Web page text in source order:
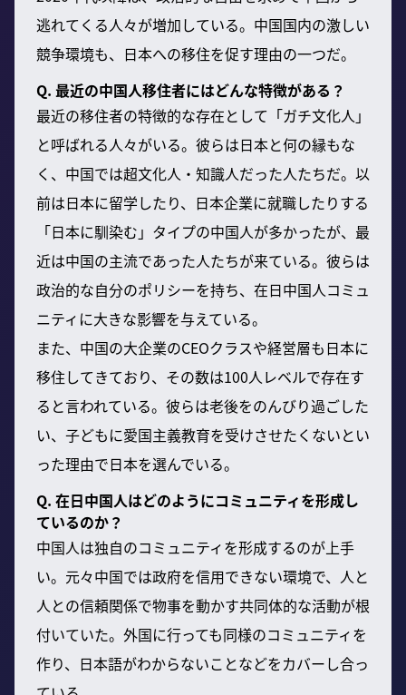
逃れてくる人々が増加している。中国国内の激しい
競争環境も、日本への移住を促す理由の一つだ。
Q. 最近の中国人移住者にはどんな特徴がある？
最近の移住者の特徴的な存在として「ガチ文化人」
と呼ばれる人々がいる。彼らは日本と何の縁もな
く、中国では超文化人・知識人だった人たちだ。以
前は日本に留学したり、日本企業に就職したりする
「日本に馴染む」タイプの中国人が多かったが、最
近は中国の主流であった人たちが来ている。彼らは
政治的な自分のポリシーを持ち、在日中国人コミュ
ニティに大きな影響を与えている。
また、中国の大企業のCEOクラスや経営層も日本に
移住してきており、その数は100人レベルで存在す
ると言われている。彼らは老後をのんびり過ごした
い、子どもに愛国主義教育を受けさせたくないとい
った理由で日本を選んでいる。
Q. 在日中国人はどのようにコミュニティを形成し
ているのか？
中国人は独自のコミュニティを形成するのが上手
い。元々中国では政府を信用できない環境で、人と
人との信頼関係で物事を動かす共同体的な活動が根
付いていた。外国に行っても同様のコミュニティを
作り、日本語がわからないことなどをカバーし合っ